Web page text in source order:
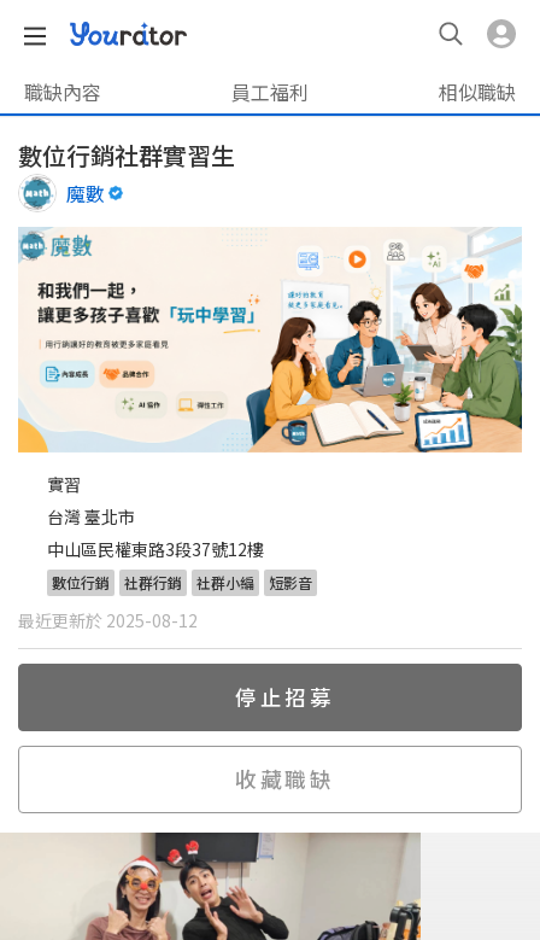
職缺內容 員工福利 相似職缺
數位行銷社群實習生
魔數
實習
台灣 臺北市
中山區民權東路3段37號12樓
數位行銷 社群行銷 社群小編 短影音
最近更新於 2025-08-12
停止招募
收藏職缺